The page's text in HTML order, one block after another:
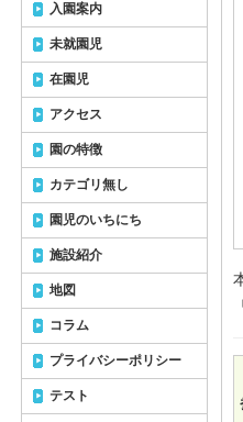
入園案内
未就園児
在園児
アクセス
園の特徴
カテゴリ無し
園児のいちにち
施設紹介
地図
コラム
プライバシーポリシー
テスト